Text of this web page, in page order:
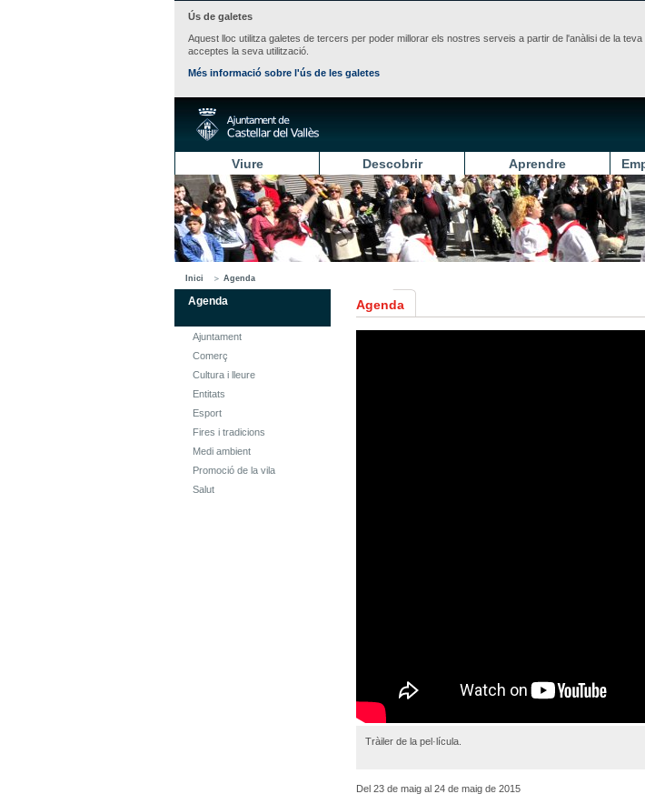
Ús de galetes
Aquest lloc utilitza galetes de tercers per poder millorar els nostres serveis a partir de l'anàlisi de la
acceptes la seva utilització.
Més informació sobre l'ús de les galetes
Viure Descobrir Aprendre
Inici Agenda
Agenda
Ajuntament
Comerç
Cultura i lleure
Entitats
Esport
Fires i tradicions
Medi ambient
Promoció de la vila
Salut
Agenda
Tràiler de la pel·lícula.
Del 23 de maig al 24 de maig de 2015